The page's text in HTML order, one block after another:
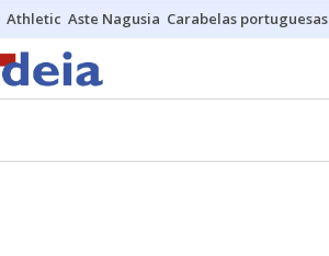
Athletic Aste Nagusia Carabelas portuguesas